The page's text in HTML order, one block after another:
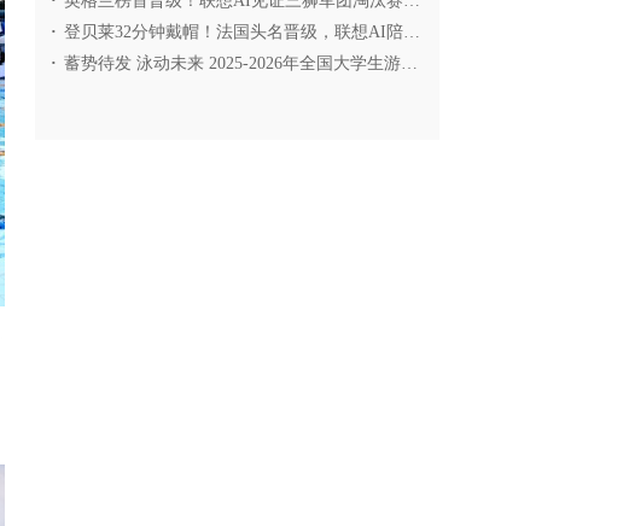
· 登贝莱32分钟戴帽！法国头名晋级，联想AI陪伴世界杯
· 蓄势待发 泳动未来 2025-2026年全国大学生游泳锦标赛